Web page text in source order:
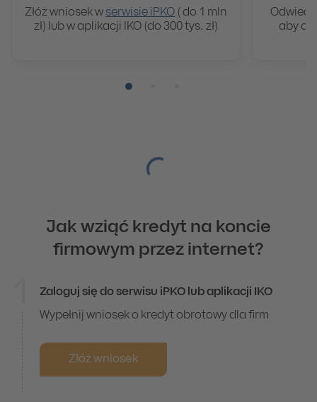
Złóż wniosek w serwisie iPKO ( do 1 mln
zł) lub w aplikacji IKO (do 300 tys. zł)
aby
Jak wziąć kredyt na koncie
firmowym przez internet?
Jak wziąć kredyt na koncie firmowym przez
Zaloguj się do serwisu iPKO lub aplikacji IKO
Wypełnij wniosek o kredyt obrotowy dla firm
Złóż wniosek